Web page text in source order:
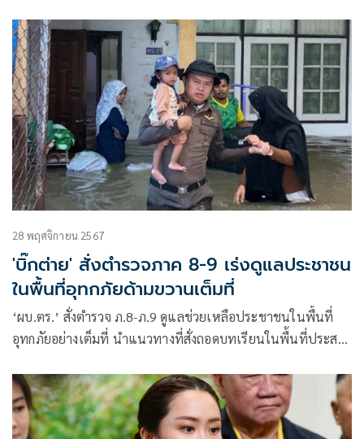
136,219 ครัวเรือน
28 พฤศจิกายน 2567
'บิ๊กต่าย' สั่งตำรวจภาค 8-9 เร่งดูแลประชาชน
ในพื้นที่อุทกภัยด้ามขวานเต็มที่
‘ผบ.ตร.’ สั่งตำรวจ ภ.8-ภ.9 ดูแลช่วยเหลือประชาชนในพื้นที่
อุทกภัยอย่างเต็มที่ นำแนวทางที่สั่งถอดบทเรียนในพื้นที่ประสบ